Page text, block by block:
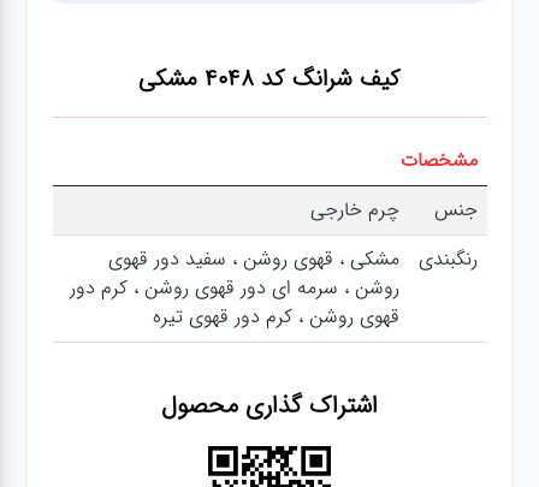
کیف شرانگ کد 4048 مشکی
مشخصات
جنس
چرم خارجی
رنگبندی
مشکی ، قهوی روشن ، سفید دور قهوی
روشن ، سرمه ای دور قهوی روشن ، کرم دور
قهوی روشن ، کرم دور قهوی تیره
اشتراک گذاری محصول